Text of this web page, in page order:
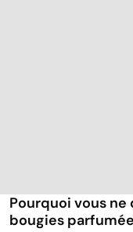
Pourquoi vous
bougies